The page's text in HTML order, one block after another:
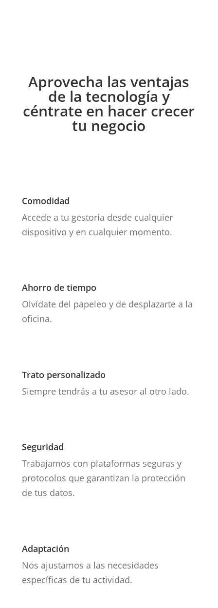
Aprovecha las ventajas
de la tecnología y
céntrate en hacer crecer
tu negocio
Comodidad
Accede a tu gestoría desde cualquier
dispositivo y en cualquier momento.
Ahorro de tiempo
Olvídate del papeleo y de desplazarte a la
oficina.
Trato personalizado
Siempre tendrás a tu asesor al otro lado.
Seguridad
Trabajamos con plataformas seguras y
protocolos que garantizan la protección
de tus datos.
Adaptación
Nos ajustamos a las necesidades
específicas de tu actividad.